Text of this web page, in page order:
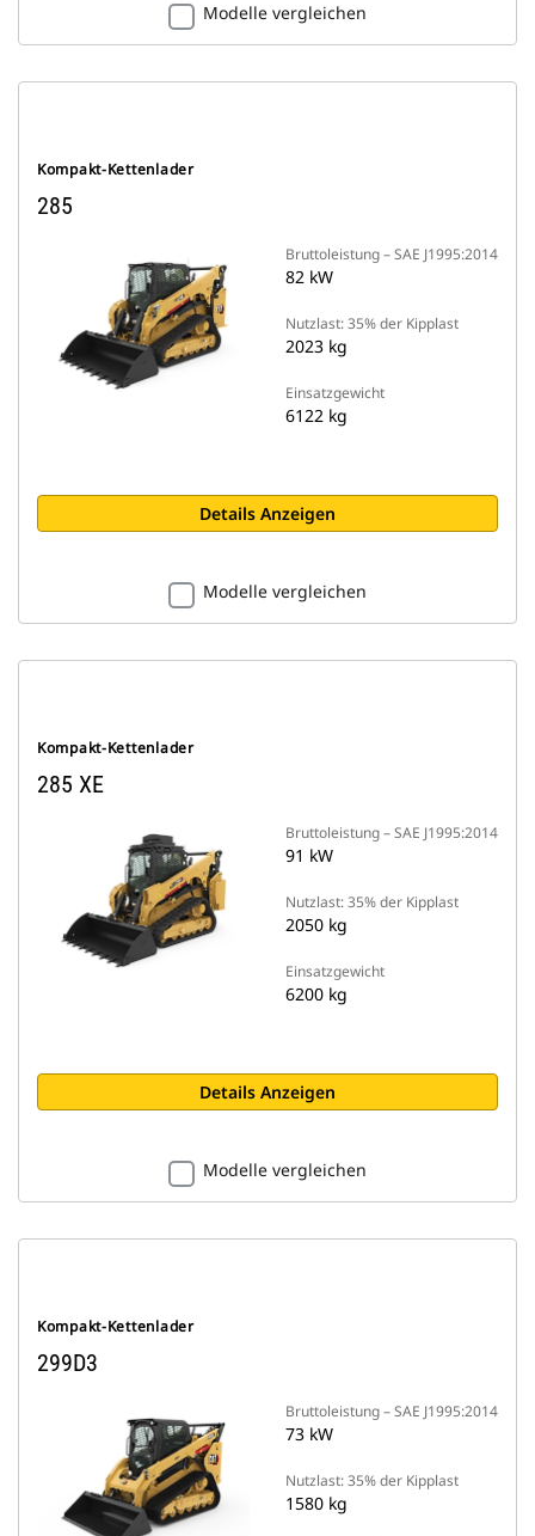
Modelle vergleichen
Kompakt-Kettenlader
285
Bruttoleistung – SAE J1995:2014
82 kW
Nutzlast: 35% der Kipplast
2023 kg
Einsatzgewicht
6122 kg
Details Anzeigen
Modelle vergleichen
Kompakt-Kettenlader
285 XE
Bruttoleistung – SAE J1995:2014
91 kW
Nutzlast: 35% der Kipplast
2050 kg
Einsatzgewicht
6200 kg
Details Anzeigen
Modelle vergleichen
Kompakt-Kettenlader
299D3
Bruttoleistung – SAE J1995:2014
73 kW
Nutzlast: 35% der Kipplast
1580 kg